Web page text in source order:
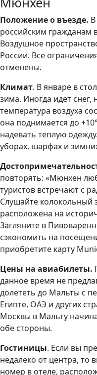
Положение о въезде.
российским гражданам
Воздушное
России. Все
отменены.
Климат. В январе в
зима. Иногда идет снег,
температура воздуха
она поднимается до
надевать теплую
уборах, шарфах и
повторять: «Мюнхен
туристов встречают с
Слушайте колокольный
расположена на
Загляните в
сэкономить на
приобретите карту
Цены на авиабилеты.
данное время не
долететь до Мальты с
Египте, ОАЭ и других
Москвы в Мальту
обе стороны.
Гостиницы. Если вы
недалеко от центра, то
номер в отеле,